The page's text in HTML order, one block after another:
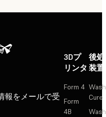
報をメールで受
3Dプ
リンタ
Form 4
Form
4B
後
装置
Cure